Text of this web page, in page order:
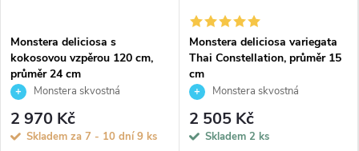
Monstera deliciosa s
kokosovou vzpěrou 120 cm,
průměr 24 cm
Monstera skvostná
2 970 Kč
Skladem za 7 - 10 dní 9 ks
Monstera deliciosa variegata
Thai Constellation, průměr 15
cm
Monstera skvostná
2 505 Kč
Skladem 2 ks